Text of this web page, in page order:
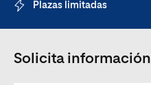
Plazas limitadas
Solicita información